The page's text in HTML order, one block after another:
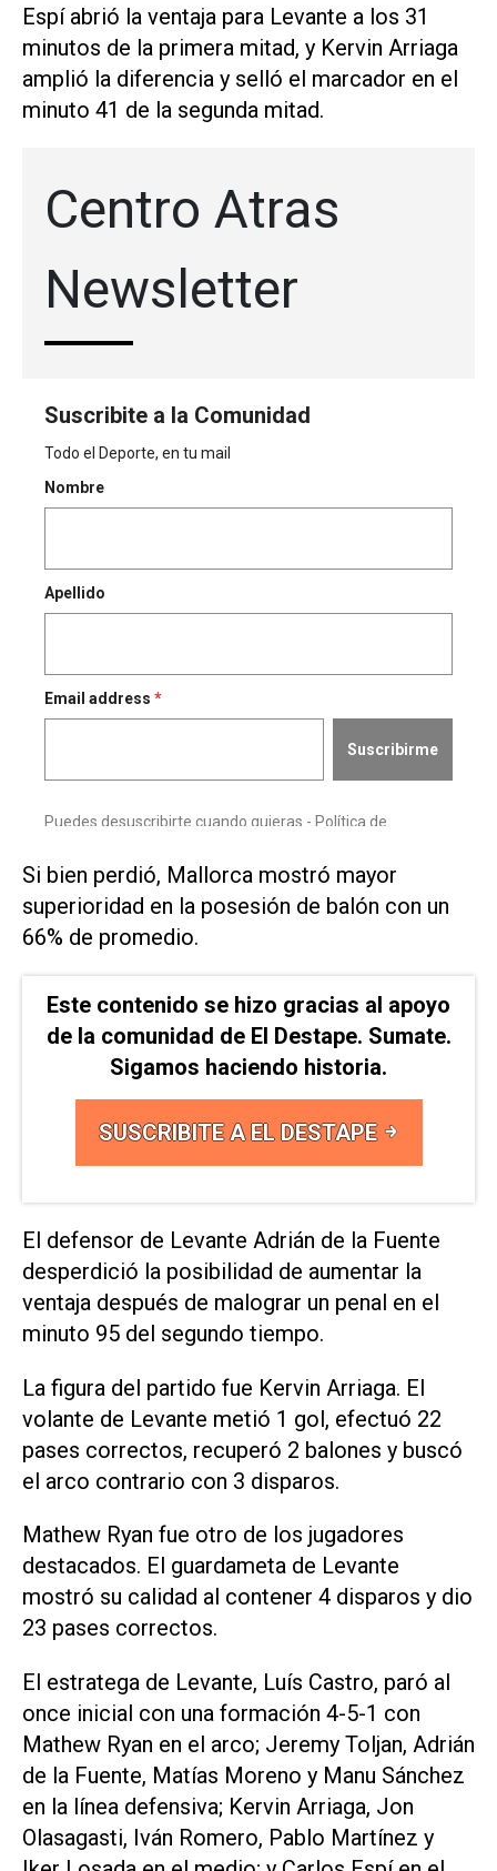
Espí abrió la ventaja para Levante a los 31
minutos de la primera mitad, y Kervin Arriaga
amplió la diferencia y selló el marcador en el
minuto 41 de la segunda mitad.
Si bien perdió, Mallorca mostró mayor
superioridad en la posesión de balón con un
66% de promedio.
Este contenido se hizo gracias al apoyo
de la comunidad de El Destape. Sumate.
Sigamos haciendo historia.
SUSCRIBITE A EL DESTAPE
El defensor de Levante Adrián de la Fuente
desperdició la posibilidad de aumentar la
ventaja después de malograr un penal en el
minuto 95 del segundo tiempo.
La figura del partido fue Kervin Arriaga. El
volante de Levante metió 1 gol, efectuó 22
pases correctos, recuperó 2 balones y buscó
el arco contrario con 3 disparos.
Mathew Ryan fue otro de los jugadores
destacados. El guardameta de Levante
mostró su calidad al contener 4 disparos y dio
23 pases correctos.
El estratega de Levante, Luís Castro, paró al
once inicial con una formación 4-5-1 con
Mathew Ryan en el arco; Jeremy Toljan, Adrián
de la Fuente, Matías Moreno y Manu Sánchez
en la línea defensiva; Kervin Arriaga, Jon
Olasagasti, Iván Romero, Pablo Martínez y